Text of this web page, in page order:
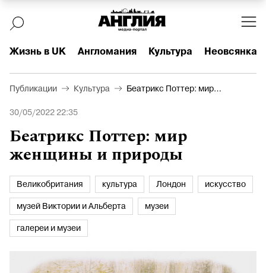
Жизнь в UK Англомания Культура Неовсянка
Публикации Культура
Беатрикс Поттер: мир
30/05/2022 22:35
Беатрикс Поттер: мир
женщины и природы
Великобритания культура Лондон
искусство
музей Виктории и Альберта
музеи
галереи и музеи